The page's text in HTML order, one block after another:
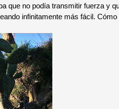
que no podía transmitir fuerza y
infinitamente más fácil.